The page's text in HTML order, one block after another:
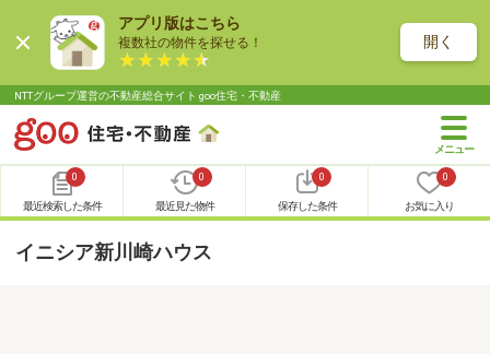
アプリ版はこちら
複数社の物件を探せる！ 開く
NTTグループ運営の不動産総合サイト goo住宅・不動産
0
最近検索した条件
0
最近見た物件
0
保存した条件
0
お気に入り
イニシア新川崎ハウス